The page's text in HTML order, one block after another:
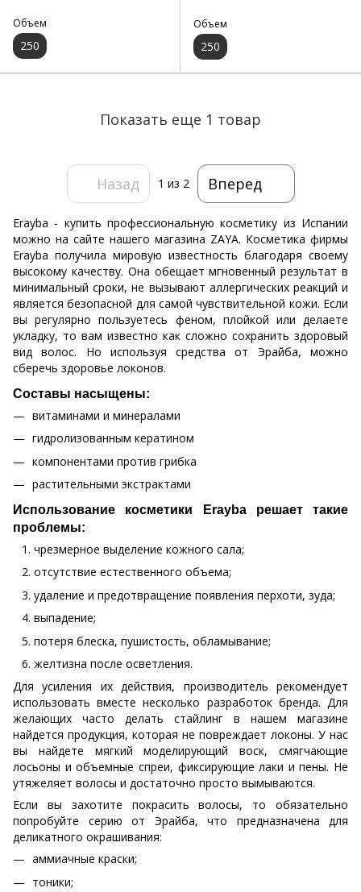
Объем
250
Объем
250
Показать еще 1 товар
Назад 1 из 2 Вперед
Erayba - купить профессиональную косметику из Испании
можно на сайте нашего магазина ZAYA. Косметика фирмы
Erayba получила мировую известность благодаря своему
высокому качеству. Она обещает мгновенный результат в
минимальный сроки, не вызывают аллергических реакций и
является безопасной для самой чувствительной кожи. Если
вы регулярно пользуетесь феном, плойкой или делаете
укладку, то вам известно как сложно сохранить здоровый
вид волос. Но используя средства от Эрайба, можно
сберечь здоровье локонов.
Составы насыщены:
витаминами и минералами
гидролизованным кератином
компонентами против грибка
растительными экстрактами
Использование косметики Erayba решает такие
проблемы:
чрезмерное выделение кожного сала;
отсутствие естественного объема;
удаление и предотвращение появления перхоти, зуда;
выпадение;
потеря блеска, пушистость, обламывание;
желтизна после осветления.
Для усиления их действия, производитель рекомендует
использовать вместе несколько разработок бренда. Для
желающих часто делать стайлинг в нашем магазине
найдется продукция, которая не повреждает локоны. У нас
вы найдете мягкий моделирующий воск, смягчающие
лосьоны и объемные спреи, фиксирующие лаки и пены. Не
утяжеляет волосы и достаточно просто вымываются.
Если вы захотите покрасить волосы, то обязательно
попробуйте серию от Эрайба, что предназначена для
деликатного окрашивания:
аммиачные краски;
тоники;